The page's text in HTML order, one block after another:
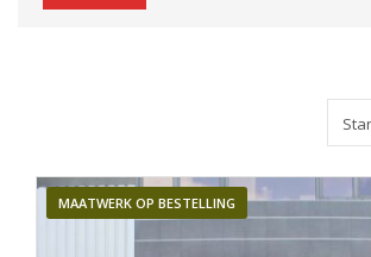
MAATWERK OP BESTELLING